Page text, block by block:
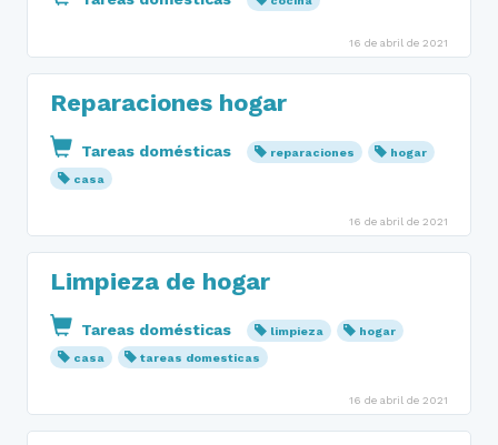
16 de abril de 2021
Reparaciones hogar
Tareas domésticas reparaciones
hogar
casa
16 de abril de 2021
Limpieza de hogar
Tareas domésticas limpieza
hogar
casa
tareas domesticas
16 de abril de 2021